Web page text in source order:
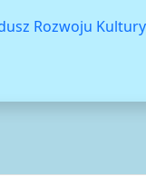
Rozwoju